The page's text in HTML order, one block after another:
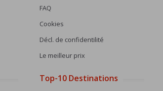
FAQ
Cookies
Décl. de confidentilité
Le meilleur prix
Top-10 Destinations